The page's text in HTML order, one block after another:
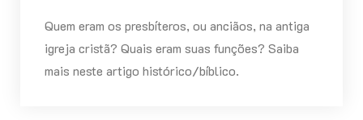
Quem eram os presbíteros, ou anciãos, na antiga
igreja cristã? Quais eram suas funções? Saiba
mais neste artigo histórico/bíblico.